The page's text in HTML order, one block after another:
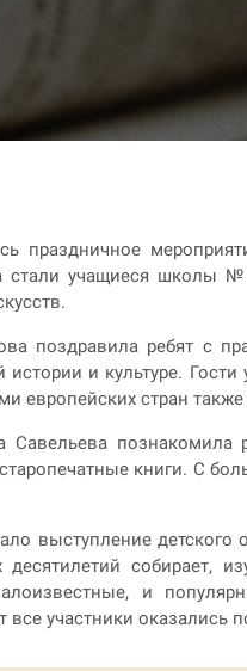
праздничное
стали учащиеся школы
поздравила ребят с
и культуре.
европейских стран
книги. С
выступление
собирает,
и
все участники